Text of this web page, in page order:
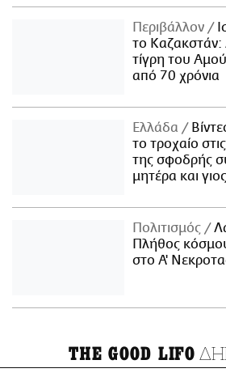
Περιβάλλον
το
τίγρη του
από 70 χρόνια
Ελλάδα
το τροχαίο
της σφοδρής
μητέρα και γιος
Πολιτισμός
Πλήθος
στο Α'
THE GOOD LIFO